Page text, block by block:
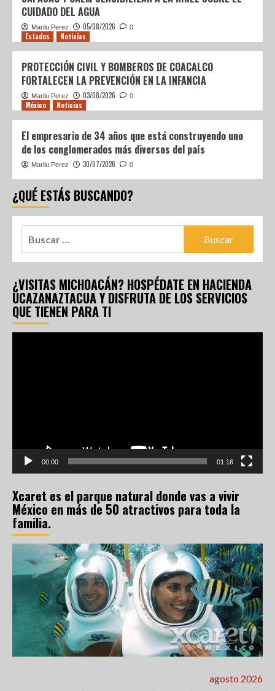
CUIDADO DEL AGUA
Marilu Perez 05/08/2026 0
Estados Noticias
PROTECCIÓN CIVIL Y BOMBEROS DE COACALCO
FORTALECEN LA PREVENCIÓN EN LA INFANCIA
Marilu Perez 03/08/2026 0
México Noticias
El empresario de 34 años que está construyendo uno
de los conglomerados más diversos del país
Marilu Perez 30/07/2026 0
¿QUÉ ESTÁS BUSCANDO?
¿VISITAS MICHOACÁN? HOSPÉDATE EN HACIENDA
UCAZANAZTACUA Y DISFRUTA DE LOS SERVICIOS
QUE TIENEN PARA TI
00:00 01:16
Xcaret es el parque natural donde vas a vivir
México en más de 50 atractivos para toda la
familia.
agosto 2026